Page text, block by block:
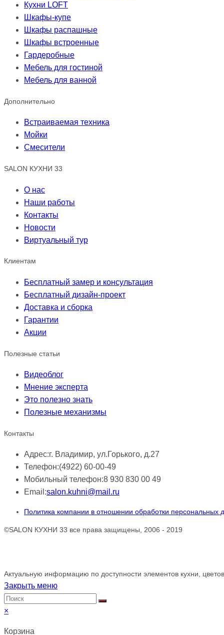
Кухни LOFT
Шкафы-купе
Шкафы распашные
Шкафы встроенные
Гардеробные
Мебель для гостиной
Мебель для ванной
Дополнительно
Встраиваемая техника
Мойки
Смесители
SALON КУХНИ 33
О нас
Наши работы
Контакты
Новости
Виртуальный тур
Клиентам
Бесплатный замер и консультация
Бесплатный дизайн-проект
Доставка и сборка
Гарантии
Акции
Полезные статьи
Видеоблог
Мнение эксперта
Это полезно знать
Полезные механизмы
Контакты
Адрес:г. Владимир, ул.Горького, д.27
Телефон:(4922) 60-00-49
Мобильный телефон:8 930 830 00 49
Email:salon.kuhni@mail.ru
Политика компании в отношении обработки персональных
©SALON КУХНИ 33 все права защищены, 2006 - 2019
Актуальную информацию по доступности элементов кухни,
Закрыть меню
×
Корзина